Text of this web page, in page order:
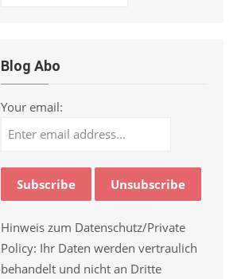
Blog Abo
Your email:
Hinweis zum Datenschutz/Private
Policy: Ihr Daten werden vertraulich
behandelt und nicht an Dritte